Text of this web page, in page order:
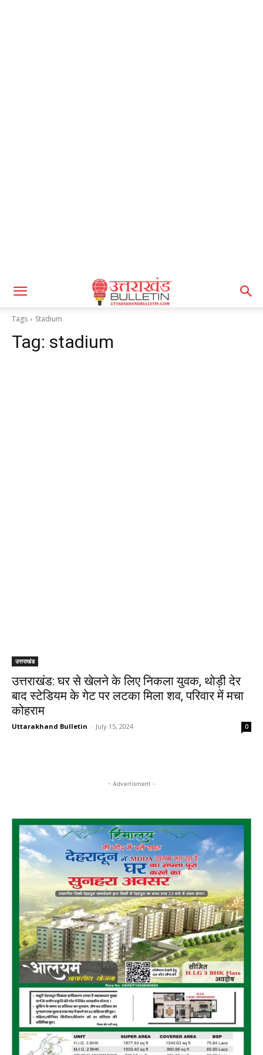
Tags Stadium
Tag: stadium
उत्तराखंड
उत्तराखंड: घर से खेलने के लिए निकला युवक, थोड़ी देर
बाद स्टेडियम के गेट पर लटका मिला शव, परिवार में मचा
कोहराम
Uttarakhand Bulletin - July 15, 2024 0
- Advertisment -